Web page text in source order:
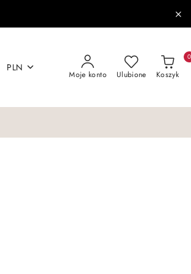
PLN
Moje konto Ulubione Koszyk
0